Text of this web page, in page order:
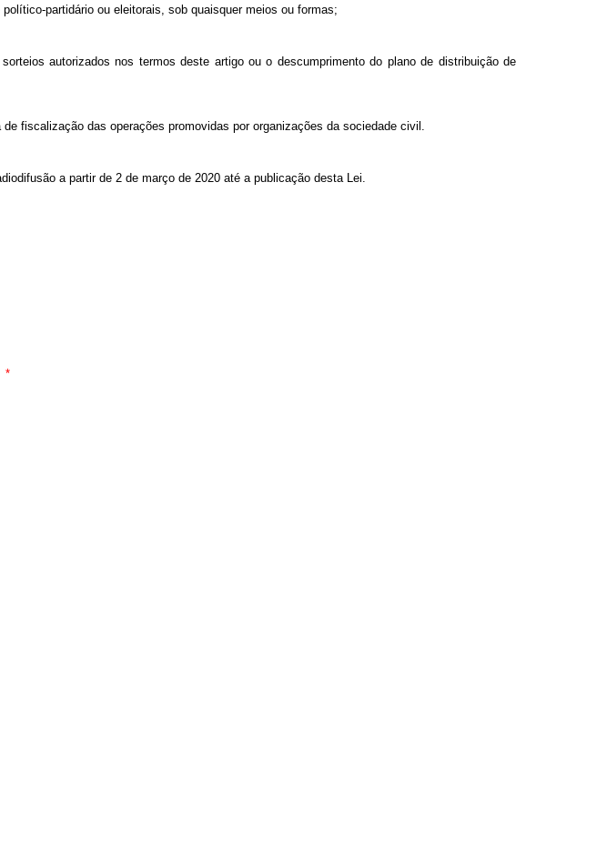
partidário ou eleitorais, sob quaisquer meios ou formas;
autorizados nos termos deste artigo ou o descumprimento do plano de distribuição de
fiscalização das operações promovidas por organizações da sociedade civil.
a partir de 2 de março de 2020 até a publicação desta Lei.
*